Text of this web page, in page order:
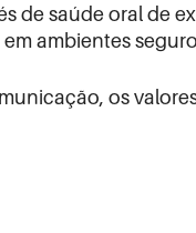
de saúde oral de
ambientes
os